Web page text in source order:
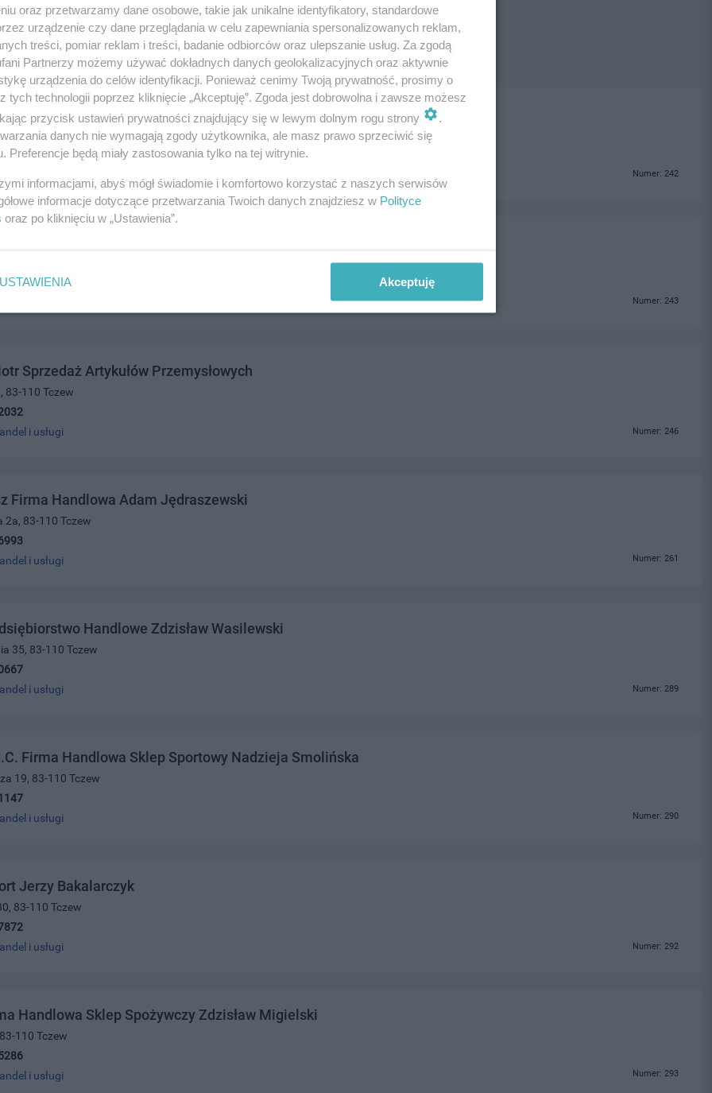
Pomorska Fabryka Drożdży
3/4, 83-110 Tczew
Numer: 242
Numer: 243
Sprzedaż Artykułów Przemysłowych
83-110 Tczew
i usługi Numer: 246
Firma Handlowa Adam Jędraszewski
2a, 83-110 Tczew
i usługi Numer: 261
Handlowe Zdzisław Wasilewski
35, 83-110 Tczew
i usługi Numer: 289
Firma Handlowa Sklep Sportowy Nadzieja Smolińska
19, 83-110 Tczew
i usługi Numer: 290
Jerzy Bakalarczyk
83-110 Tczew
i usługi Numer: 292
Handlowa Sklep Spożywczy Zdzisław Migielski
110 Tczew
i usługi Numer: 293
oraz przetwarzamy dane osobowe, takie jak unikalne identyfikatory, standardowe
urządzenie czy dane przeglądania w celu zapewniania spersonalizowanych reklam,
treści, pomiar reklam i treści, badanie odbiorców oraz ulepszanie usług. Za zgodą
Partnerzy możemy używać dokładnych danych geolokalizacyjnych oraz aktywnie
urządzenia do celów identyfikacji. Ponieważ cenimy Twoją prywatność, prosimy o
tych technologii poprzez kliknięcie „Akceptuję”. Zgoda jest dobrowolna i zawsze możesz
przycisk ustawień prywatności znajdujący się w lewym dolnym rogu strony
.
danych nie wymagają zgody użytkownika, ale masz prawo sprzeciwić się
Preferencje będą miały zastosowania tylko na tej witrynie.
informacjami, abyś mógł świadomie i komfortowo korzystać z naszych serwisów
informacje dotyczące przetwarzania Twoich danych znajdziesz w Polityce
oraz po kliknięciu w „Ustawienia”.
USTAWIENIA Akceptuję